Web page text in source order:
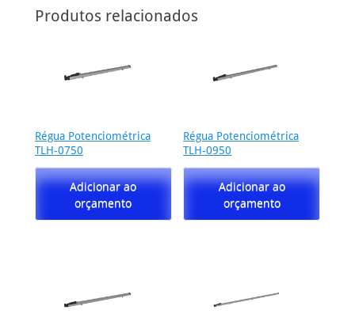
Produtos relacionados
Régua Potenciométrica
TLH-0750
Adicionar ao
orçamento
Régua Potenciométrica
TLH-0950
Adicionar ao
orçamento